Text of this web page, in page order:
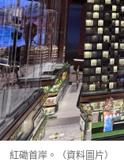
紅磡首岸。（資料圖片）